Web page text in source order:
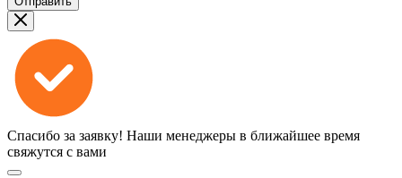
Спасибо за заявку! Наши менеджеры в ближайшее время
свяжутся с вами